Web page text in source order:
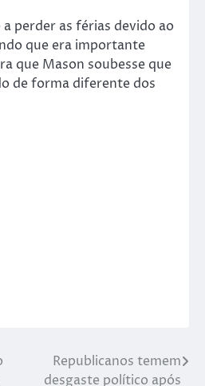
perder as férias devido ao
que era importante
que Mason soubesse que
de forma diferente dos
Republicanos temem
desgaste político após